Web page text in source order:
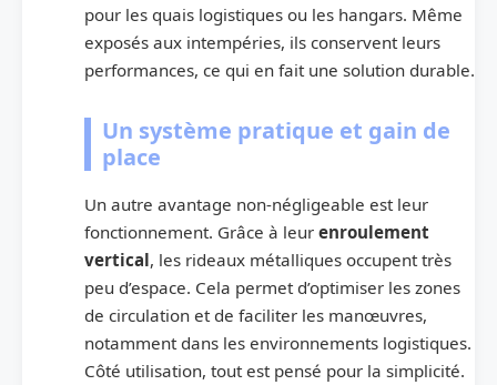
pour les quais logistiques ou les hangars. Même
exposés aux intempéries, ils conservent leurs
performances, ce qui en fait une solution durable.
Un système pratique et gain de
place
Un autre avantage non-négligeable est leur
fonctionnement. Grâce à leur enroulement
vertical, les rideaux métalliques occupent très
peu d’espace. Cela permet d’optimiser les zones
de circulation et de faciliter les manœuvres,
notamment dans les environnements logistiques.
Côté utilisation, tout est pensé pour la simplicité.